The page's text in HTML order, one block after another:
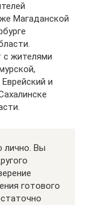
Магаданской
с жителями
и
лично. Вы
готового